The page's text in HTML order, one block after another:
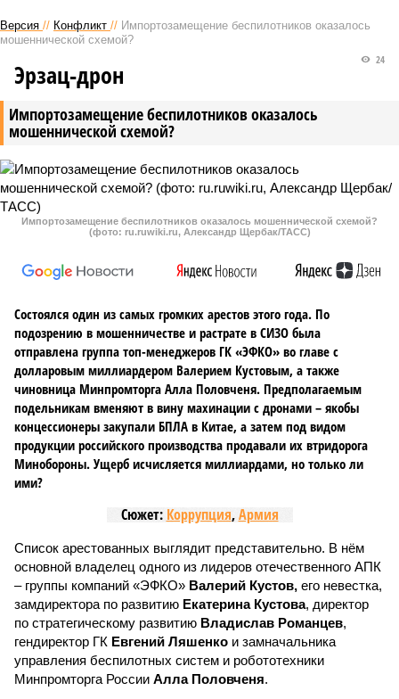
Версия // Конфликт // Импортозамещение беспилотников оказалось
мошеннической схемой?
Импортозамещение беспилотников оказалось
мошеннической схемой?
24
Эрзац-дрон
Импортозамещение беспилотников оказалось мошеннической схемой?
(фото: ru.ruwiki.ru, Александр Щербак/ТАСС)
Состоялся один из самых громких арестов этого года. По
подозрению в мошенничестве и растрате в СИЗО была
отправлена группа топ-менеджеров ГК «ЭФКО» во главе с
долларовым миллиардером Валерием Кустовым, а также
чиновница Минпромторга Алла Половченя. Предполагаемым
подельникам вменяют в вину махинации с дронами – якобы
концессионеры закупали БПЛА в Китае, а затем под видом
продукции российского производства продавали их втридорога
Минобороны. Ущерб исчисляется миллиардами, но только ли
ими?
Сюжет: Коррупция,Армия
Список арестованных выглядит представительно. В нём
основной владелец одного из лидеров отечественного АПК
– группы компаний «ЭФКО» Валерий Кустов, его невестка,
замдиректора по развитию Екатерина Кустова, директор
по стратегическому развитию Владислав Романцев,
гендиректор ГК Евгений Ляшенко и замначальника
управления беспилотных систем и робототехники
Минпромторга России Алла Половченя.